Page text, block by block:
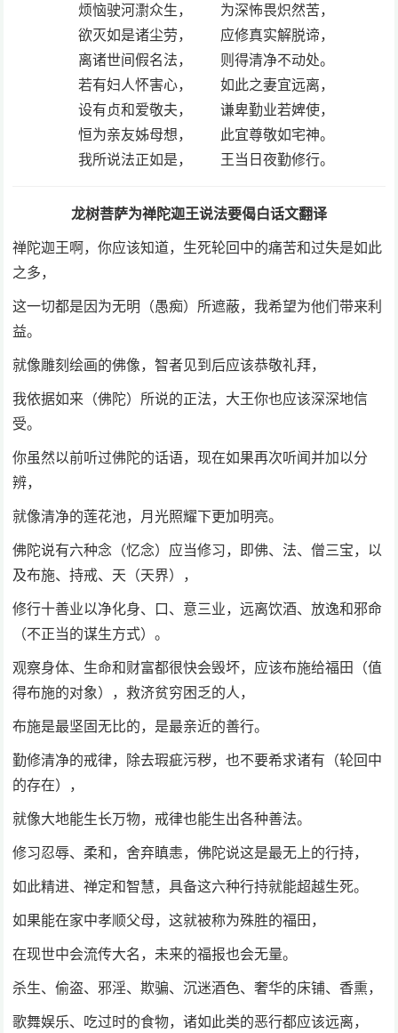
烦恼驶河㵱众生， 为深怖畏炽然苦，
欲灭如是诸尘劳， 应修真实解脱谛，
离诸世间假名法， 则得清净不动处。
若有妇人怀害心， 如此之妻宜远离，
设有贞和爱敬夫， 谦卑勤业若婢使，
恒为亲友姊母想， 此宜尊敬如宅神。
我所说法正如是， 王当日夜勤修行。
龙树菩萨为禅陀迦王说法要偈白话文翻译
禅陀迦王啊，你应该知道，生死轮回中的痛苦和过失是如此
之多，
这一切都是因为无明（愚痴）所遮蔽，我希望为他们带来利
益。
就像雕刻绘画的佛像，智者见到后应该恭敬礼拜，
我依据如来（佛陀）所说的正法，大王你也应该深深地信
受。
你虽然以前听过佛陀的话语，现在如果再次听闻并加以分
辨，
就像清净的莲花池，月光照耀下更加明亮。
佛陀说有六种念（忆念）应当修习，即佛、法、僧三宝，以
及布施、持戒、天（天界），
修行十善业以净化身、口、意三业，远离饮酒、放逸和邪命
（不正当的谋生方式）。
观察身体、生命和财富都很快会毁坏，应该布施给福田（值
得布施的对象），救济贫穷困乏的人，
布施是最坚固无比的，是最亲近的善行。
勤修清净的戒律，除去瑕疵污秽，也不要希求诸有（轮回中
的存在），
就像大地能生长万物，戒律也能生出各种善法。
修习忍辱、柔和，舍弃瞋恚，佛陀说这是最无上的行持，
如此精进、禅定和智慧，具备这六种行持就能超越生死。
如果能在家中孝顺父母，这就被称为殊胜的福田，
在现世中会流传大名，未来的福报也会无量。
杀生、偷盗、邪淫、欺骗、沉迷酒色、奢华的床铺、香熏，
歌舞娱乐、吃过时的食物，诸如此类的恶行都应该远离，